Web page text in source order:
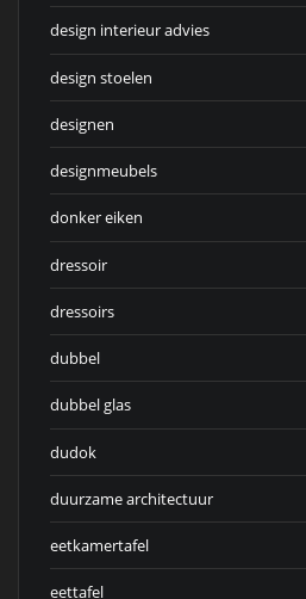
design interieur advies
design stoelen
designen
designmeubels
donker eiken
dressoir
dressoirs
dubbel
dubbel glas
dudok
duurzame architectuur
eetkamertafel
eettafel